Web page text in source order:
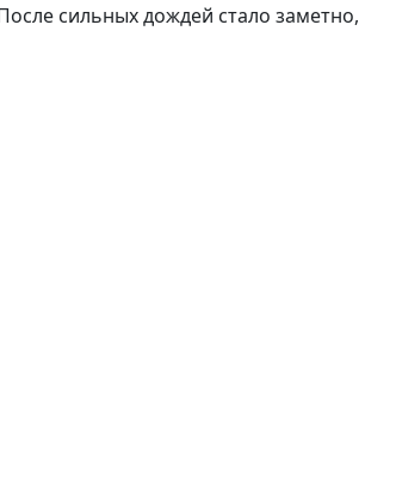
сильных дождей стало заметно,